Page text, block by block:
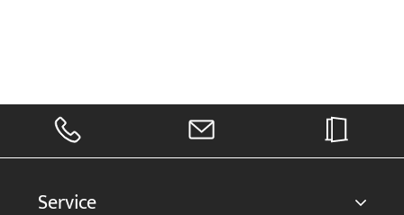
Service